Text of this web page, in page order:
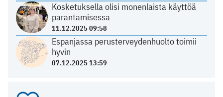
Kosketuksella olisi monenlaista käyttöä
parantamisessa
11.12.2025 09:58
Espanjassa perusterveydenhuolto toimii
hyvin
07.12.2025 13:59